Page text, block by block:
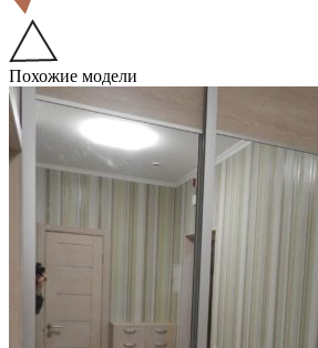
Похожие модели